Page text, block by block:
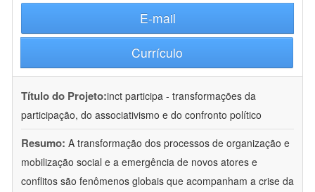
E-mail
Currículo
Título do Projeto:inct participa - transformações da
participação, do associativismo e do confronto político
Resumo: A transformação dos processos de organização e
mobilização social e a emergência de novos atores e
conflitos são fenômenos globais que acompanham a crise da